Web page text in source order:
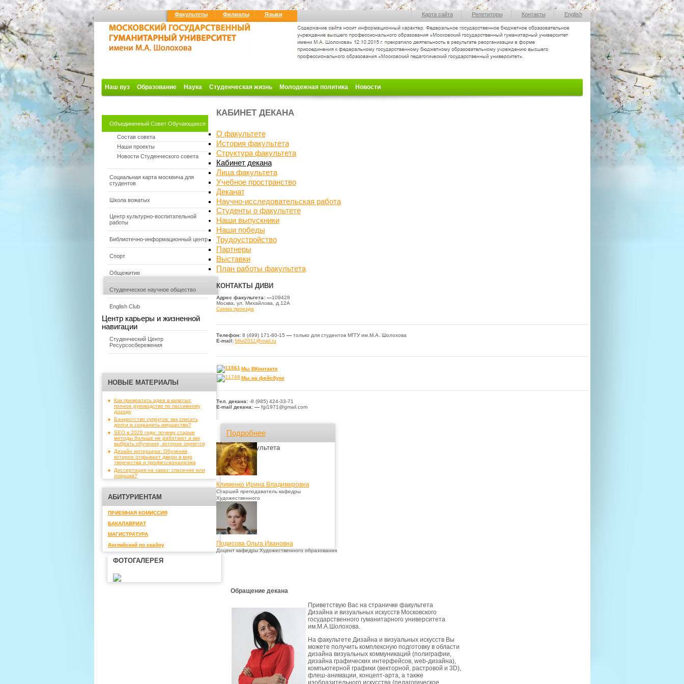
Факультеты Филиалы Языки Карта сайта Репетиторы Контакты English
Наш вуз Образование Наука Студенческая жизнь Молодежная политика Новости
Объединенный Совет Обучающихся
Состав совета
Наши проекты
Новости Студенческого совета
Социальная карта москвича для
студентов
Школа вожатых
Центр культурно-воспитательной
работы
Библиотечно-информационный центр
Спорт
Общежитие
Студенческое научное общество
English Club
Центр карьеры и жизненной
навигации
Студенческий Центр
Ресурсосбережения
НОВЫЕ МАТЕРИАЛЫ
Как превратить идеи в капитал:
полное руководство по пассивному
доходу
Банкротство супругов: как списать
долги и сохранить имущество?
SEO в 2026 году: почему старые
методы больше не работают и как
выбрать обучение, которое окупится
Дизайн интерьера: Обучение,
которое открывает двери в мир
творчества и профессионализма
Диссертация на заказ: спасение или
ловушка?
АБИТУРИЕНТАМ
ПРИЕМНАЯ КОМИССИЯ
БАКАЛАВРИАТ
МАГИСТРАТУРА
Английский по скайпу
КАБИНЕТ ДЕКАНА
О факультете
История факультета
Структура факультета
Кабинет декана
Лица факультета
Учебное пространство
Деканат
Научно-исследовательская работа
Студенты о факультете
Наши выпускники
Наши победы
Трудоустройство
Партнеры
Выставки
План работы факультета
КОНТАКТЫ ДИВИ
Адрес факультета: —109428
Москва, ул. Михайлова, д.12А
Схема проезда
Телефон:8 (499) 171-80-15 — только для студентов МГГУ им.М.А. Шолохова
E-mail: fdivi2011@mail.ru
Мы ВКонтакте
Мы на фейсбуке
Тел. декана:-8 (985) 424-33-71
E-mail декана: — fgi1971@gmail.com
Подробнее
Лица факультета
Клименко Ирина Владимировна
Старший преподаватель кафедры
Художественного
Подисова Ольга Ивановна
Доцент кафедры Художественного образования
ФОТОГАЛЕРЕЯ
Обращение декана
Приветствую Вас на страничке факультета
Дизайна и визуальных искусств Московского
государственного гуманитарного университета
им.М.А.Шолохова.
На факультете Дизайна и визуальных искусств Вы
можете получить комплексную подготовку в области
дизайна визуальных коммуникаций (полиграфии,
дизайна графических интерфейсов, web-дизайна),
компьютерной графики (векторной, растровой и 3D),
флеш-анимации, концепт-арта, а также
изобразительного искусства (педагогическое